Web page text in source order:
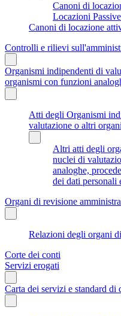
Canoni di
Locazioni
Canoni di locazione
Controlli e rilievi
Organismi indipendenti di
organismi con funzioni
Atti degli Organismi
valutazione o altri
Altri atti degli
nuclei di
analoghe,
dei dati personali
Organi di revisione
Relazioni degli organi
Corte dei conti
Servizi erogati
Carta dei servizi e standard di